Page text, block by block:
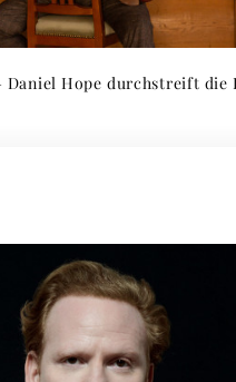
Daniel Hope durchstreift die